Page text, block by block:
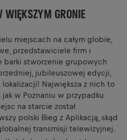
COOKIES
WIĘKSZYM GRONIE
miejscach na całym globie,
przedstawiciele firm i
barki stworzenie grupowych
jubileuszowej edycji,
lokalizacji! Największa z nich to
jak w Poznaniu w przypadku
na starcie został
polski Bieg z Aplikacją, skąd
transmisji telewizyjnej.